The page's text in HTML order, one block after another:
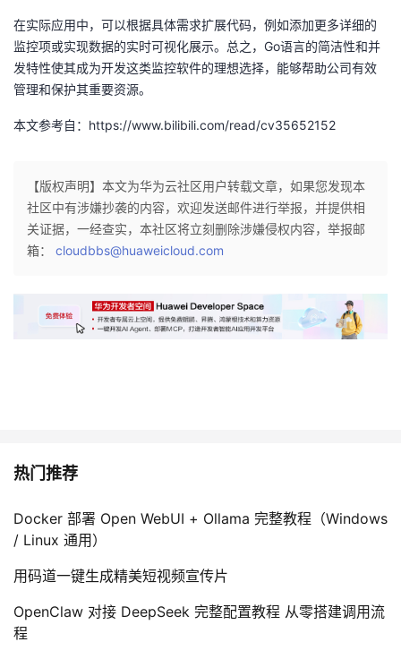
在实际应用中，可以根据具体需求扩展代码，例如添加更多详细的
监控项或实现数据的实时可视化展示。总之，Go语言的简洁性和并
发特性使其成为开发这类监控软件的理想选择，能够帮助公司有效
管理和保护其重要资源。
本文参考自：https://www.bilibili.com/read/cv35652152
【版权声明】本文为华为云社区用户转载文章，如果您发现本
社区中有涉嫌抄袭的内容，欢迎发送邮件进行举报，并提供相
关证据，一经查实，本社区将立刻删除涉嫌侵权内容，举报邮
箱： cloudbbs@huaweicloud.com
热门推荐
Docker 部署 Open WebUI + Ollama 完整教程（Windows
/ Linux 通用）
用码道一键生成精美短视频宣传片
OpenClaw 对接 DeepSeek 完整配置教程 从零搭建调用流
程